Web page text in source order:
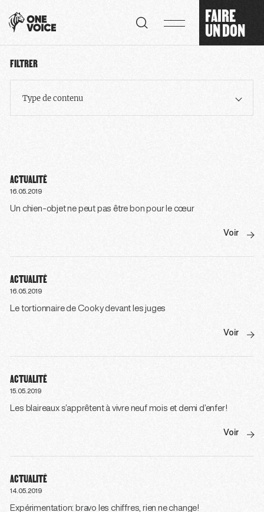
FAIRE
UN DON
FILTRER
Type de contenu
ACTUALITÉ
16.05.2019
Un chien-objet ne peut pas être bon pour le cœur
Voir
ACTUALITÉ
16.05.2019
Le tortionnaire de Cooky devant les juges
Voir
ACTUALITÉ
15.05.2019
Les blaireaux s’apprêtent à vivre neuf mois et demi d’enfer!
Voir
ACTUALITÉ
14.05.2019
Expérimentation: bravo les chiffres, rien ne change!